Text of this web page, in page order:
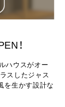
！
ハウスがオー
スしたジャス
を生かす設計な